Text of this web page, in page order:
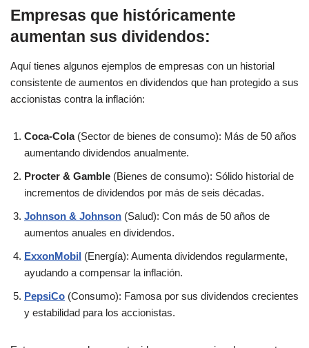
Empresas que históricamente
aumentan sus dividendos:
Aquí tienes algunos ejemplos de empresas con un historial
consistente de aumentos en dividendos que han protegido a sus
accionistas contra la inflación:
Coca-Cola(Sector de bienes de consumo): Más de 50 años
aumentando dividendos anualmente.
Procter & Gamble (Bienes de consumo): Sólido historial de
incrementos de dividendos por más de seis décadas.
Johnson & Johnson (Salud): Con más de 50 años de
aumentos anuales en dividendos.
ExxonMobil (Energía): Aumenta dividendos regularmente,
ayudando a compensar la inflación.
PepsiCo (Consumo): Famosa por sus dividendos crecientes
y estabilidad para los accionistas.